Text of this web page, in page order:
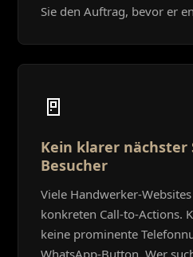
Sie den Auftrag, bevor er
🚪
Kein klarer
Besucher
Viele Handwerker-
konkreten Call-to-Actions.
keine prominente
WhatsApp-Button. Wer